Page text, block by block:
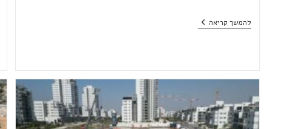
להמשך קריאהכך
נראה
גת